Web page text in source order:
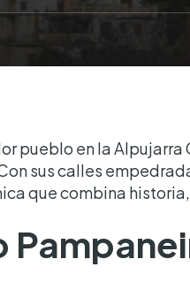
pueblo en la
sus calles
que combina